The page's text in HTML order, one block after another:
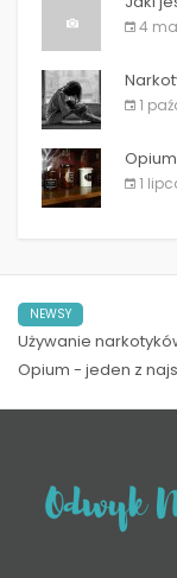
4
1
1
NEWSY
Używanie
Opium - jeden z